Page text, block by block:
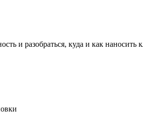
и разобраться, куда и как наносить